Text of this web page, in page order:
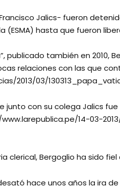
Jalics- fueron
(ESMA) hasta que fueron
publicado también en 2010,
relaciones con las que
2013/03/
junto con su colega Jalics
14-03-
clerical, Bergoglio ha sido
hace unos años la ira